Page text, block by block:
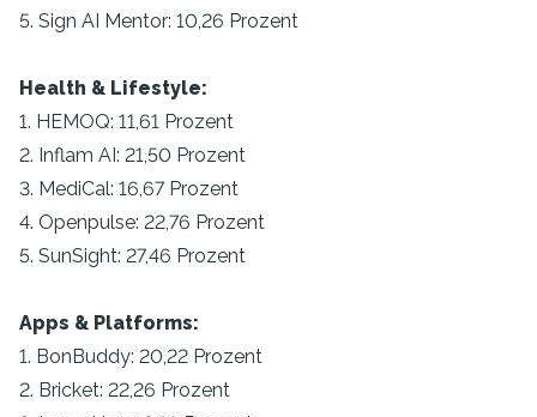
5. Sign AI Mentor: 10,26 Prozent
Health & Lifestyle:
1. HEMOQ: 11,61 Prozent
2. Inflam AI: 21,50 Prozent
3. MediCal: 16,67 Prozent
4. Openpulse: 22,76 Prozent
5. SunSight: 27,46 Prozent
Apps & Platforms:
1. BonBuddy: 20,22 Prozent
2. Bricket: 22,26 Prozent